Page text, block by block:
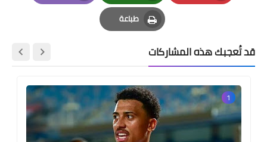
Pinterest
Whatsapp
Email
طباعة
Print
قد تُعجبك هذه المشاركات
1